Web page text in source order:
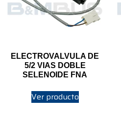
ELECTROVALVULA DE
5/2 VIAS DOBLE
SELENOIDE FNA
Ver producto